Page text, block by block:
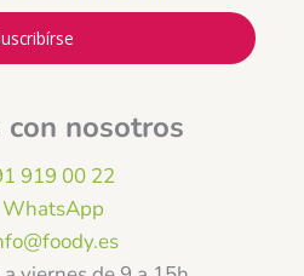
con nosotros
919 00 22
WhatsApp